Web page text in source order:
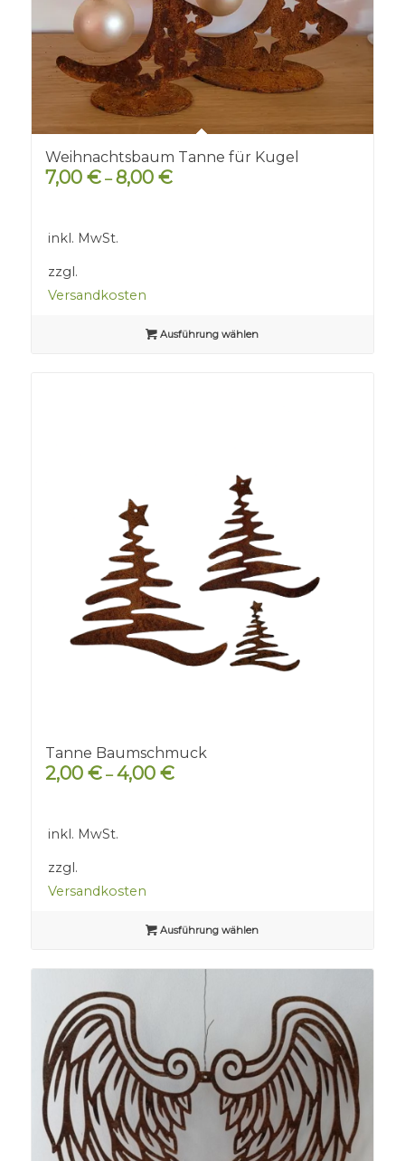
Weihnachtsbaum Tanne für Kugel
7,00 €–8,00 €
inkl. MwSt.
zzgl.
Versandkosten
Ausführung wählen
Tanne Baumschmuck
2,00 €–4,00 €
inkl. MwSt.
zzgl.
Versandkosten
Ausführung wählen